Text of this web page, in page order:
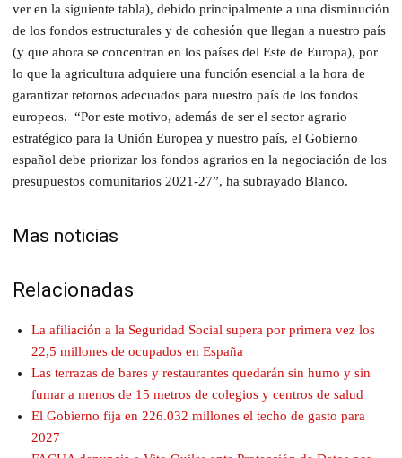
ver en la siguiente tabla), debido principalmente a una disminución
de los fondos estructurales y de cohesión que llegan a nuestro país
(y que ahora se concentran en los países del Este de Europa), por
lo que la agricultura adquiere una función esencial a la hora de
garantizar retornos adecuados para nuestro país de los fondos
europeos. “Por este motivo, además de ser el sector agrario
estratégico para la Unión Europea y nuestro país, el Gobierno
español debe priorizar los fondos agrarios en la negociación de los
presupuestos comunitarios 2021-27”, ha subrayado Blanco.
Mas noticias
Relacionadas
La afiliación a la Seguridad Social supera por primera vez los
22,5 millones de ocupados en España
Las terrazas de bares y restaurantes quedarán sin humo y sin
fumar a menos de 15 metros de colegios y centros de salud
El Gobierno fija en 226.032 millones el techo de gasto para
2027